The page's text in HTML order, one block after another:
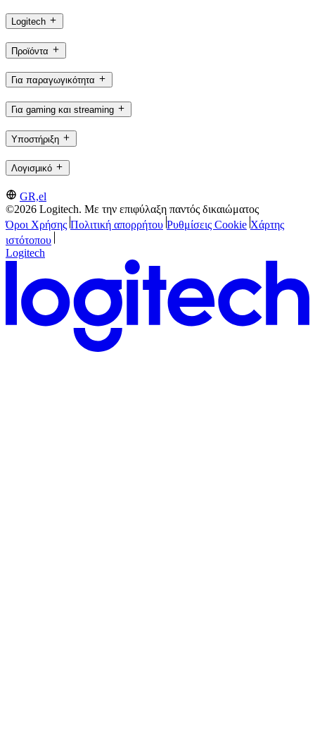
Logitech
Προϊόντα
Για παραγωγικότητα
Για gaming και streaming
Υποστήριξη
Λογισμικό
GR,el
©2026 Logitech. Με την επιφύλαξη παντός δικαιώματος
Όροι Χρήσης Πολιτική απορρήτου Ρυθμίσεις Cookie Χάρτης
ιστότοπου
Logitech